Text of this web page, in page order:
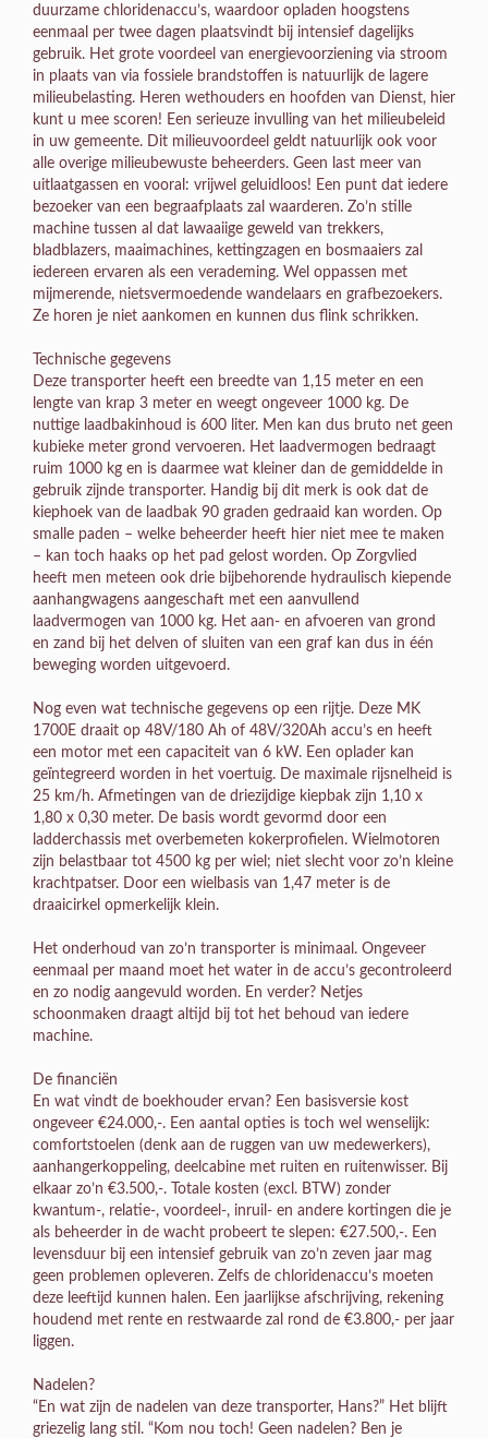
duurzame chloridenaccu’s, waardoor opladen hoogstens
eenmaal per twee dagen plaatsvindt bij intensief dagelijks
gebruik. Het grote voordeel van energievoorziening via stroom
in plaats van via fossiele brandstoffen is natuurlijk de lagere
milieubelasting. Heren wethouders en hoofden van Dienst, hier
kunt u mee scoren! Een serieuze invulling van het milieubeleid
in uw gemeente. Dit milieuvoordeel geldt natuurlijk ook voor
alle overige milieubewuste beheerders. Geen last meer van
uitlaatgassen en vooral: vrijwel geluidloos! Een punt dat iedere
bezoeker van een begraafplaats zal waarderen. Zo’n stille
machine tussen al dat lawaaiige geweld van trekkers,
bladblazers, maaimachines, kettingzagen en bosmaaiers zal
iedereen ervaren als een verademing. Wel oppassen met
mijmerende, nietsvermoedende wandelaars en grafbezoekers.
Ze horen je niet aankomen en kunnen dus flink schrikken.
Technische gegevens
Deze transporter heeft een breedte van 1,15 meter en een
lengte van krap 3 meter en weegt ongeveer 1000 kg. De
nuttige laadbakinhoud is 600 liter. Men kan dus bruto net geen
kubieke meter grond vervoeren. Het laadvermogen bedraagt
ruim 1000 kg en is daarmee wat kleiner dan de gemiddelde in
gebruik zijnde transporter. Handig bij dit merk is ook dat de
kiephoek van de laadbak 90 graden gedraaid kan worden. Op
smalle paden – welke beheerder heeft hier niet mee te maken
– kan toch haaks op het pad gelost worden. Op Zorgvlied
heeft men meteen ook drie bijbehorende hydraulisch kiepende
aanhangwagens aangeschaft met een aanvullend
laadvermogen van 1000 kg. Het aan- en afvoeren van grond
en zand bij het delven of sluiten van een graf kan dus in één
beweging worden uitgevoerd.
Nog even wat technische gegevens op een rijtje. Deze MK
1700E draait op 48V/180 Ah of 48V/320Ah accu’s en heeft
een motor met een capaciteit van 6 kW. Een oplader kan
geïntegreerd worden in het voertuig. De maximale rijsnelheid is
25 km/h. Afmetingen van de driezijdige kiepbak zijn 1,10 x
1,80 x 0,30 meter. De basis wordt gevormd door een
ladderchassis met overbemeten kokerprofielen. Wielmotoren
zijn belastbaar tot 4500 kg per wiel; niet slecht voor zo’n kleine
krachtpatser. Door een wielbasis van 1,47 meter is de
draaicirkel opmerkelijk klein.
Het onderhoud van zo’n transporter is minimaal. Ongeveer
eenmaal per maand moet het water in de accu’s gecontroleerd
en zo nodig aangevuld worden. En verder? Netjes
schoonmaken draagt altijd bij tot het behoud van iedere
machine.
De financiën
En wat vindt de boekhouder ervan? Een basisversie kost
ongeveer €24.000,-. Een aantal opties is toch wel wenselijk:
comfortstoelen (denk aan de ruggen van uw medewerkers),
aanhangerkoppeling, deelcabine met ruiten en ruitenwisser. Bij
elkaar zo’n €3.500,-. Totale kosten (excl. BTW) zonder
kwantum-, relatie-, voordeel-, inruil- en andere kortingen die je
als beheerder in de wacht probeert te slepen: €27.500,-. Een
levensduur bij een intensief gebruik van zo’n zeven jaar mag
geen problemen opleveren. Zelfs de chloridenaccu’s moeten
deze leeftijd kunnen halen. Een jaarlijkse afschrijving, rekening
houdend met rente en restwaarde zal rond de €3.800,- per jaar
liggen.
Nadelen?
“En wat zijn de nadelen van deze transporter, Hans?” Het blijft
griezelig lang stil. “Kom nou toch! Geen nadelen? Ben je